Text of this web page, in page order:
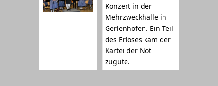
Konzert in der
Mehrzweckhalle in
Gerlenhofen. Ein Teil
des Erlöses kam der
Kartei der Not
zugute.